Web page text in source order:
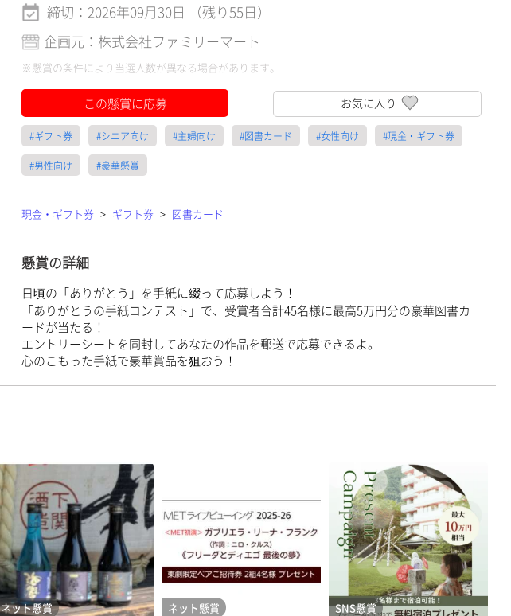
締切：2026年09月30日 （残り55日）
企画元：株式会社ファミリーマート
※懸賞の条件により当選人数が異なる場合があります。
この懸賞に応募 お気に入り
#ギフト券 #シニア向け #主婦向け #図書カード #女性向け #現金・ギフト券
#男性向け #豪華懸賞
現金・ギフト券 > ギフト券 > 図書カード
懸賞の詳細
日頃の「ありがとう」を手紙に綴って応募しよう！
「ありがとうの手紙コンテスト」で、受賞者合計45名様に最高5万円分の豪華図書カ
ードが当たる！
エントリーシートを同封してあなたの作品を郵送で応募できるよ。
心のこもった手紙で豪華賞品を狙おう！
ネット懸賞 ネット懸賞 SNS懸賞